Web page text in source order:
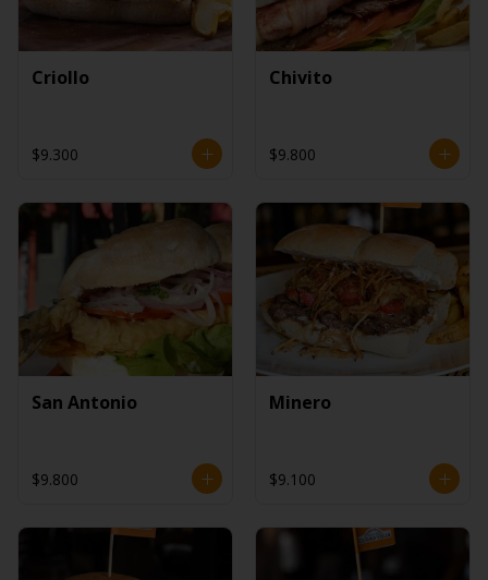
Criollo
$9.300
Chivito
$9.800
San Antonio
$9.800
Minero
$9.100